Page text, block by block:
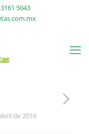
5043
de 2016